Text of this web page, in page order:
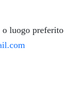
o luogo preferito